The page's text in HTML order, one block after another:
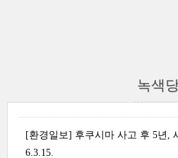
녹색
[환경일보] 후쿠시마 사고 후 5년,
6.3.15.